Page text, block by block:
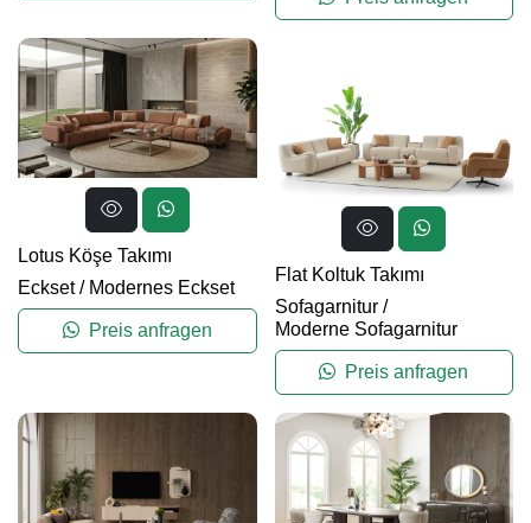
Lotus Köşe Takımı
Eckset/ Modernes Eckset
Preis anfragen
Flat Koltuk Takımı
Sofagarnitur/
Moderne Sofagarnitur
Preis anfragen